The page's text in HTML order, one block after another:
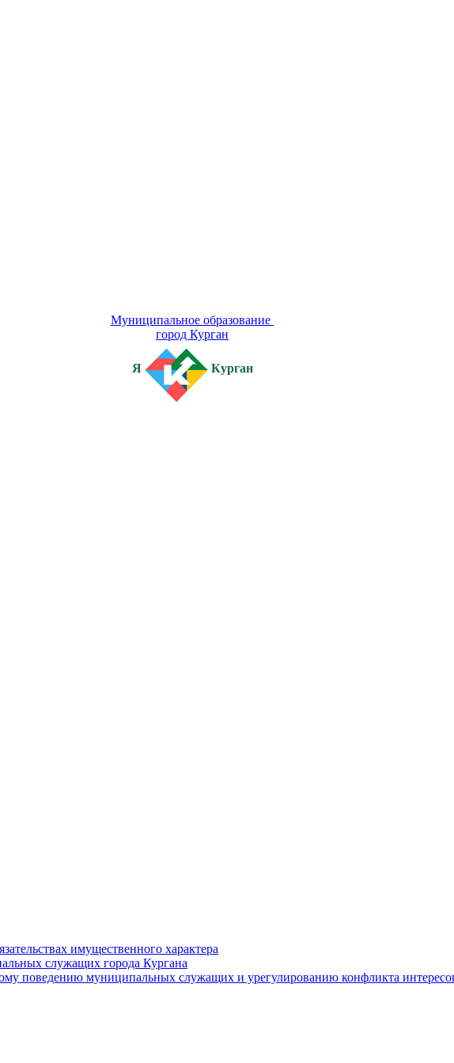
Муниципальное образование
город Курган
Я Курган
имущественного характера
служащих города Кургана
поведению муниципальных служащих и урегулированию конфликта